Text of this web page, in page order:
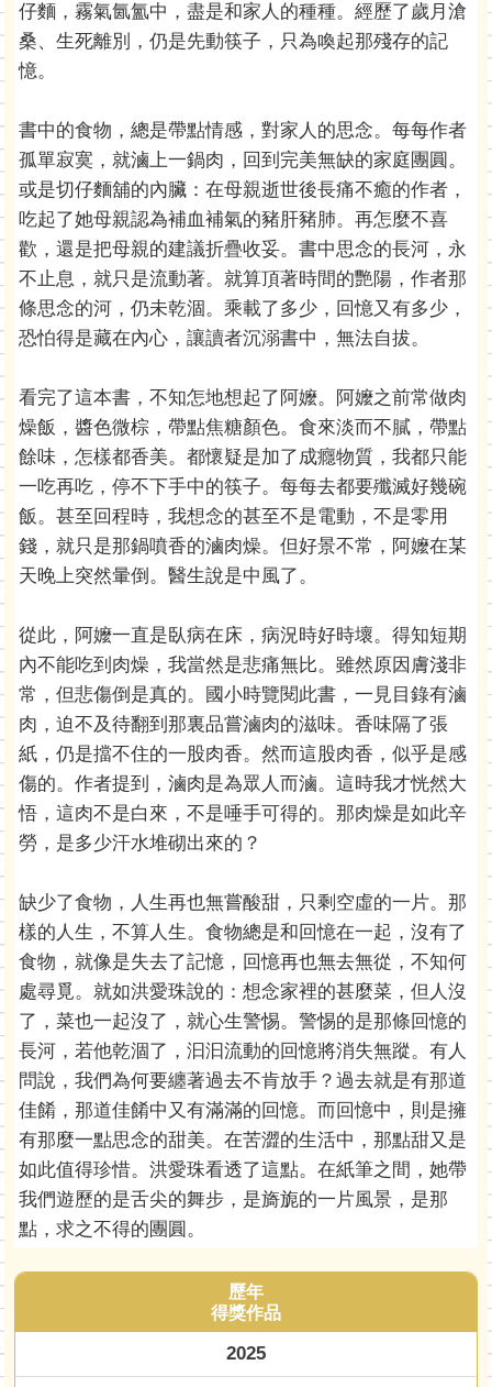
仔麵，霧氣氤氳中，盡是和家人的種種。經歷了歲月滄
桑、生死離別，仍是先動筷子，只為喚起那殘存的記
憶。
書中的食物，總是帶點情感，對家人的思念。每每作者
孤單寂寞，就滷上一鍋肉，回到完美無缺的家庭團圓。
或是切仔麵舖的內臟：在母親逝世後長痛不癒的作者，
吃起了她母親認為補血補氣的豬肝豬肺。再怎麼不喜
歡，還是把母親的建議折疊收妥。書中思念的長河，永
不止息，就只是流動著。就算頂著時間的艷陽，作者那
條思念的河，仍未乾涸。乘載了多少，回憶又有多少，
恐怕得是藏在內心，讓讀者沉溺書中，無法自拔。
看完了這本書，不知怎地想起了阿嬤。阿嬤之前常做肉
燥飯，醬色微棕，帶點焦糖顏色。食來淡而不膩，帶點
餘味，怎樣都香美。都懷疑是加了成癮物質，我都只能
一吃再吃，停不下手中的筷子。每每去都要殲滅好幾碗
飯。甚至回程時，我想念的甚至不是電動，不是零用
錢，就只是那鍋噴香的滷肉燥。但好景不常，阿嬤在某
天晚上突然暈倒。醫生說是中風了。
從此，阿嬤一直是臥病在床，病況時好時壞。得知短期
內不能吃到肉燥，我當然是悲痛無比。雖然原因膚淺非
常，但悲傷倒是真的。國小時覽閱此書，一見目錄有滷
肉，迫不及待翻到那裏品嘗滷肉的滋味。香味隔了張
紙，仍是擋不住的一股肉香。然而這股肉香，似乎是感
傷的。作者提到，滷肉是為眾人而滷。這時我才恍然大
悟，這肉不是白來，不是唾手可得的。那肉燥是如此辛
勞，是多少汗水堆砌出來的？
缺少了食物，人生再也無嘗酸甜，只剩空虛的一片。那
樣的人生，不算人生。食物總是和回憶在一起，沒有了
食物，就像是失去了記憶，回憶再也無去無從，不知何
處尋覓。就如洪愛珠說的：想念家裡的甚麼菜，但人沒
了，菜也一起沒了，就心生警惕。警惕的是那條回憶的
長河，若他乾涸了，汩汩流動的回憶將消失無蹤。有人
問說，我們為何要纏著過去不肯放手？過去就是有那道
佳餚，那道佳餚中又有滿滿的回憶。而回憶中，則是擁
有那麼一點思念的甜美。在苦澀的生活中，那點甜又是
如此值得珍惜。洪愛珠看透了這點。在紙筆之間，她帶
我們遊歷的是舌尖的舞步，是旖旎的一片風景，是那
點，求之不得的團圓。
歷年
得獎作品
2025